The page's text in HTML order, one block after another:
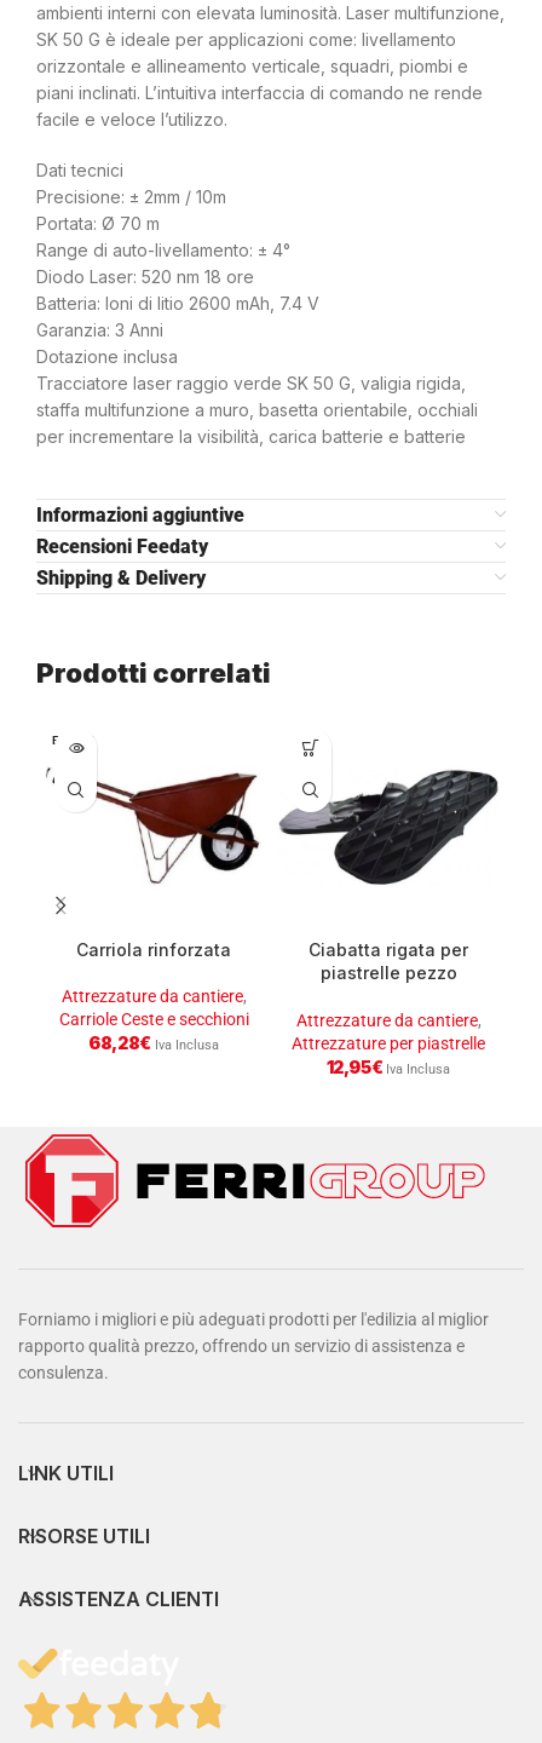
ambienti interni con elevata luminosità. Laser multifunzione,
SK 50 G è ideale per applicazioni come: livellamento
orizzontale e allineamento verticale, squadri, piombi e
piani inclinati. L’intuitiva interfaccia di comando ne rende
facile e veloce l’utilizzo.
Dati tecnici
Precisione: ± 2mm / 10m
Portata: Ø 70 m
Range di auto-livellamento: ± 4°
Diodo Laser: 520 nm 18 ore
Batteria: Ioni di litio 2600 mAh, 7.4 V
Garanzia: 3 Anni
Dotazione inclusa
Tracciatore laser raggio verde SK 50 G, valigia rigida,
staffa multifunzione a muro, basetta orientabile, occhiali
per incrementare la visibilità, carica batterie e batterie
Informazioni aggiuntive
Recensioni Feedaty
Shipping & Delivery
Prodotti correlati
ESAURI
TO
Carriola rinforzata
Attrezzature da cantiere,
Carriole Ceste e secchioni
68,28€ Iva Inclusa
Ciabatta rigata per
piastrelle pezzo
Attrezzature da cantiere,
Attrezzature per piastrelle
12,95€ Iva Inclusa
Forniamo i migliori e più adeguati prodotti per l'edilizia al miglior
rapporto qualità prezzo, offrendo un servizio di assistenza e
consulenza.
LINK UTILI
RISORSE UTILI
ASSISTENZA CLIENTI